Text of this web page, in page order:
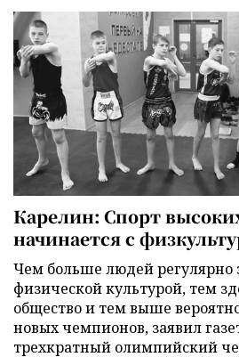
Карелин: Спорт
начинается с
Чем больше людей регулярно
физической культурой, тем
общество и тем выше
новых чемпионов, заявил
трехкратный олимпийский